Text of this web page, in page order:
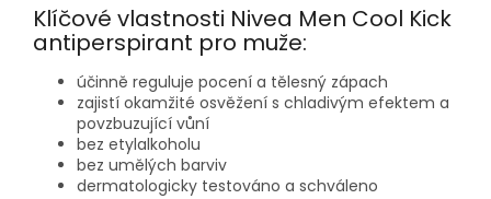
Klíčové vlastnosti Nivea Men Cool Kick
antiperspirant pro muže:
účinně reguluje pocení a tělesný zápach
zajistí okamžité osvěžení s chladivým efektem a
povzbuzující vůní
bez etylalkoholu
bez umělých barviv
dermatologicky testováno a schváleno